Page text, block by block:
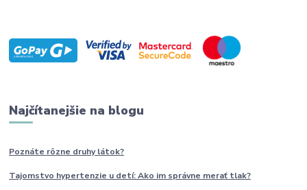
Najčítanejšie na blogu
Poznáte rôzne druhylátok?
Tajomstvo hypertenzie u detí: Ako im správne merať tlak?